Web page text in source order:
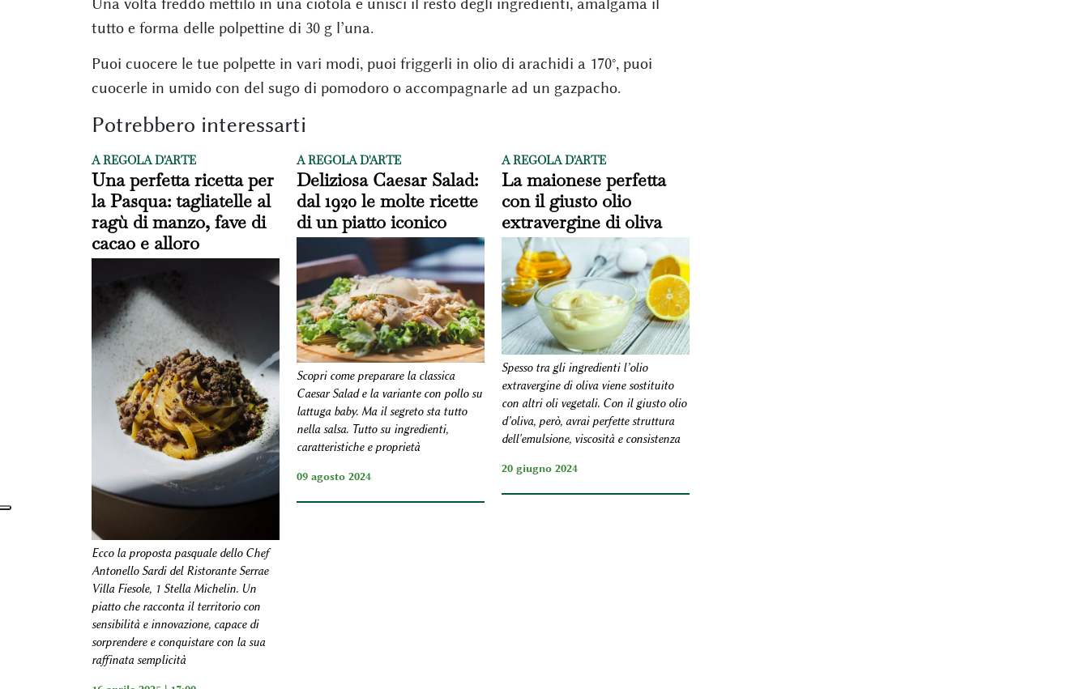
tutto e forma delle polpettine di 30 g l’una.
Puoi cuocere le tue polpette in vari modi, puoi friggerli in olio di arachidi a 170°, puoi
cuocerle in umido con del sugo di pomodoro o accompagnarle ad un gazpacho.
Potrebbero interessarti
A REGOLA D'ARTE
Una perfetta ricetta per
la Pasqua: tagliatelle al
ragù di manzo, fave di
cacao e alloro
Ecco la proposta pasquale dello Chef
Antonello Sardi del Ristorante Serrae
Villa Fiesole, 1 Stella Michelin. Un
piatto che racconta il territorio con
sensibilità e innovazione, capace di
sorprendere e conquistare con la sua
raffinata semplicità
A REGOLA D'ARTE
Deliziosa Caesar Salad:
dal 1920 le molte ricette
di un piatto iconico
Scopri come preparare la classica
Caesar Salad e la variante con pollo su
lattuga baby. Ma il segreto sta tutto
nella salsa. Tutto su ingredienti,
caratteristiche e proprietà
09 agosto 2024
A REGOLA D'ARTE
La maionese perfetta
con il giusto olio
extravergine di oliva
Spesso tra gli ingredienti l’olio
extravergine di oliva viene sostituito
con altri oli vegetali. Con il giusto olio
d’oliva, però, avrai perfette struttura
dell'emulsione, viscosità e consistenza
20 giugno 2024